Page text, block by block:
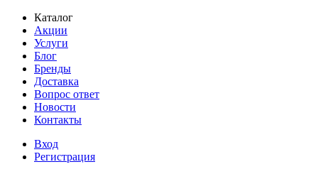
Каталог
Акции
Услуги
Блог
Бренды
Доставка
Вопрос ответ
Новости
Контакты
Вход
Регистрация